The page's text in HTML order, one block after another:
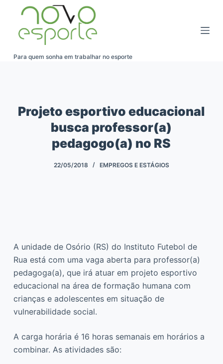
Para quem sonha em trabalhar no esporte
Projeto esportivo educacional
busca professor(a)
pedagogo(a) no RS
22/05/2018 EMPREGOS E ESTÁGIOS
A unidade de Osório (RS) do Instituto Futebol de
Rua está com uma vaga aberta para professor(a)
pedagoga(a), que irá atuar em projeto esportivo
educacional na área de formação humana com
crianças e adolescentes em situação de
vulnerabilidade social.
A carga horária é 16 horas semanais em horários a
combinar. As atividades são: